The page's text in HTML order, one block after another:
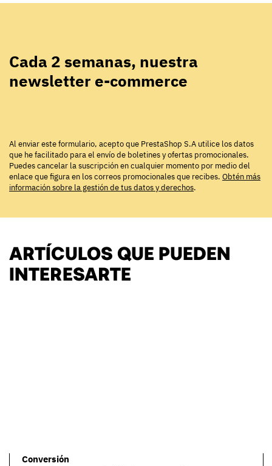
Cada 2 semanas, nuestra
newsletter e-commerce
Al enviar este formulario, acepto que PrestaShop S.A utilice los datos
que he facilitado para el envío de boletines y ofertas promocionales.
Puedes cancelar la suscripción en cualquier momento por medio del
enlace que figura en los correos promocionales que recibes. Obtén más
información sobre la gestión de tus datos y derechos.
ARTÍCULOS QUE PUEDEN
INTERESARTE
Conversión